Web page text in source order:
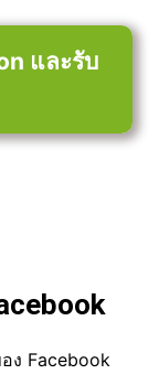
และรับ
ง Facebook